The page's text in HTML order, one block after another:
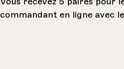
commandant en ligne avec